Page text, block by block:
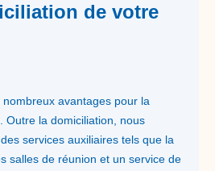
de votre
avantages pour la
. Outre la domiciliation, nous
services auxiliaires tels que la
salles de réunion et un service de